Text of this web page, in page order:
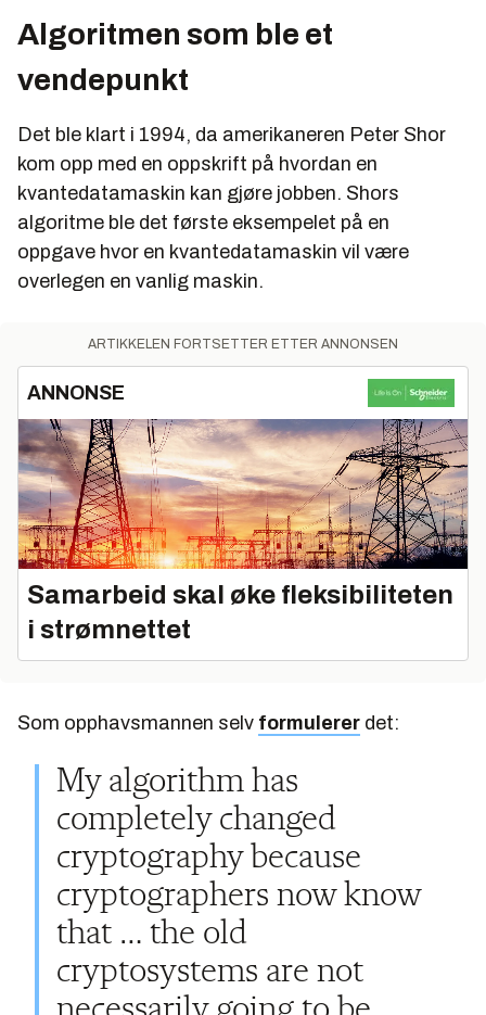
Algoritmen som ble et
vendepunkt
Det ble klart i 1994, da amerikaneren Peter Shor
kom opp med en oppskrift på hvordan en
kvantedatamaskin kan gjøre jobben. Shors
algoritme ble det første eksempelet på en
oppgave hvor en kvantedatamaskin vil være
overlegen en vanlig maskin.
ARTIKKELEN FORTSETTER ETTER ANNONSEN
ANNONSE
Samarbeid skal øke fleksibiliteten
i strømnettet
Som opphavsmannen selv formulerer det:
My algorithm has
completely changed
cryptography because
cryptographers now know
that … the old
cryptosystems are not